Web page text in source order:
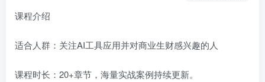
课程介绍
适合人群：关注AI工具应用并对商业生财感兴趣的人
课程时长：20+章节，海量实战案例持续更新。